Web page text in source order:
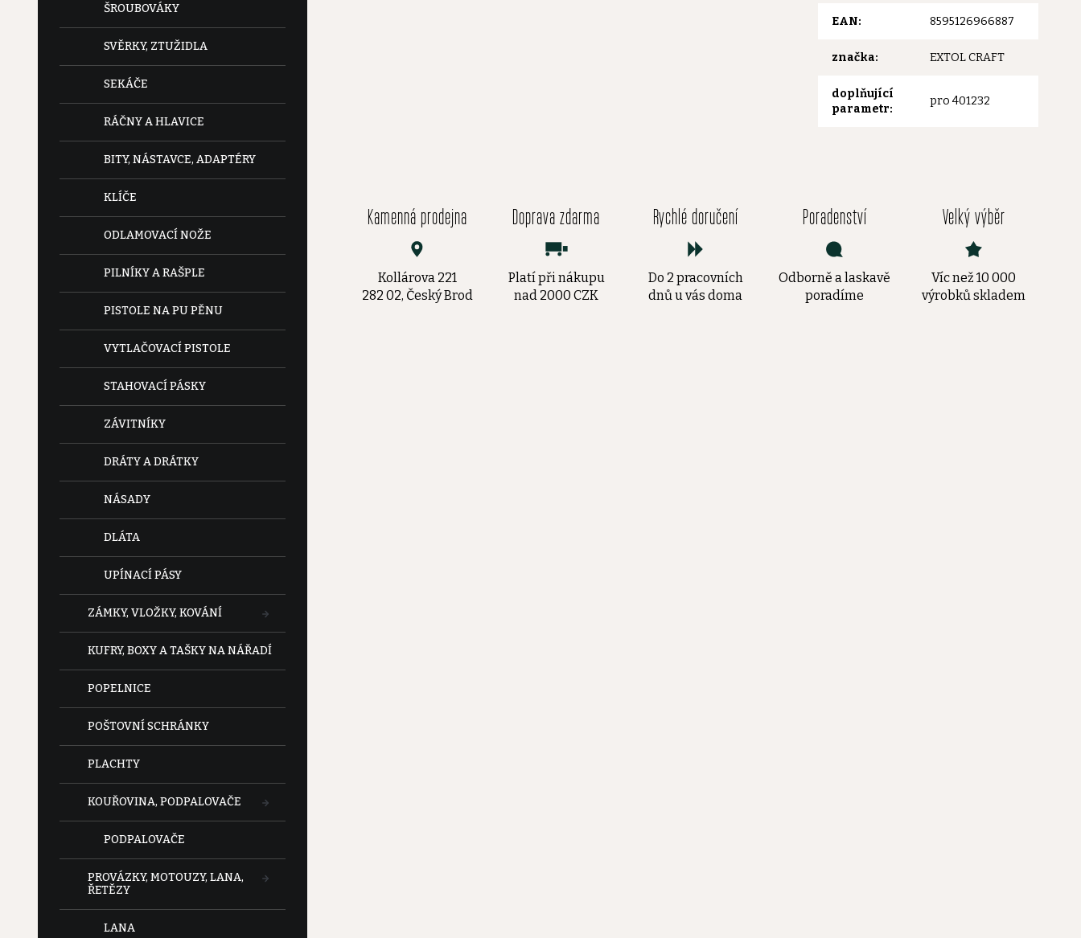
ŠROUBOVÁKY
SVĚRKY, ZTUŽIDLA
SEKÁČE
RÁČNY A HLAVICE
BITY, NÁSTAVCE, ADAPTÉRY
KLÍČE
ODLAMOVACÍ NOŽE
PILNÍKY A RAŠPLE
PISTOLE NA PU PĚNU
VYTLAČOVACÍ PISTOLE
STAHOVACÍ PÁSKY
ZÁVITNÍKY
DRÁTY A DRÁTKY
NÁSADY
DLÁTA
UPÍNACÍ PÁSY
ZÁMKY, VLOŽKY, KOVÁNÍ
KUFRY, BOXY A TAŠKY NA NÁŘADÍ
POPELNICE
POŠTOVNÍ SCHRÁNKY
PLACHTY
KOUŘOVINA, PODPALOVAČE
PODPALOVAČE
PROVÁZKY, MOTOUZY, LANA,
ŘETĚZY
LANA
EAN: 8595126966887
značka: EXTOL CRAFT
doplňující
parametr:
pro 401232
Kamenná prodejna
Kollárova 221
282 02, Český Brod
Doprava zdarma
Platí při nákupu
nad 2000 CZK
Rychlé doručení
Do 2 pracovních
dnů u vás doma
Poradenství
Odborně a laskavě
poradíme
Velký výběr
Víc než 10 000
výrobků skladem